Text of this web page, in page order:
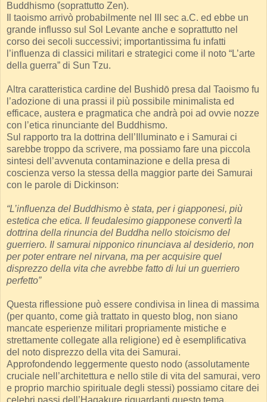
Buddhismo (soprattutto Zen).
Il taoismo arrivò probabilmente nel III sec a.C. ed ebbe un
grande influsso sul Sol Levante anche e soprattutto nel
corso dei secoli successivi; importantissima fu infatti
l’influenza di classici militari e strategici come il noto “L’arte
della guerra” di Sun Tzu.
Altra caratteristica cardine del Bushidō presa dal Taoismo fu
l’adozione di una prassi il più possibile minimalista ed
efficace, austera e pragmatica che andrà poi ad ovvie nozze
con l’etica rinunciante del Buddhismo.
Sul rapporto tra la dottrina dell’Illuminato e i Samurai ci
sarebbe troppo da scrivere, ma possiamo fare una piccola
sintesi dell’avvenuta contaminazione e della presa di
coscienza verso la stessa della maggior parte dei Samurai
con le parole di Dickinson:
“L’influenza del Buddhismo è stata, per i giapponesi, più
estetica che etica. Il feudalesimo giapponese convertì la
dottrina della rinuncia del Buddha nello stoicismo del
guerriero. Il samurai nipponico rinunciava al desiderio, non
per poter entrare nel nirvana, ma per acquisire quel
disprezzo della vita che avrebbe fatto di lui un guerriero
perfetto”
Questa riflessione può essere condivisa in linea di massima
(per quanto, come già trattato in questo blog, non siano
mancate esperienze militari propriamente mistiche e
strettamente collegate alla religione) ed è esemplificativa
del noto disprezzo della vita dei Samurai.
Approfondendo leggermente questo nodo (assolutamente
cruciale nell’architettura e nello stile di vita del samurai, vero
e proprio marchio spirituale degli stessi) possiamo citare dei
celebri passi dell’Hagakure riguardanti questo tema.